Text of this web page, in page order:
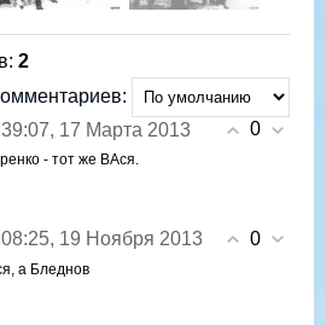
: 2
0
17 Марта 2013
- тот же ВАся.
0
19 Ноября 2013
а Бледнов